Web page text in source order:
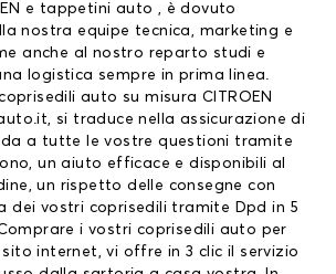
e tappetini auto , è dovuto
nostra equipe tecnica, marketing e
anche al nostro reparto studi e
logistica sempre in prima linea.
auto su misura CITROEN
si traduce nella assicurazione di
a tutte le vostre questioni tramite
un aiuto efficace e disponibili al
un rispetto delle consegne con
dei vostri coprisedili tramite Dpd in 5
i vostri coprisedili auto per
sito internet, vi offre in 3 clic il servizio